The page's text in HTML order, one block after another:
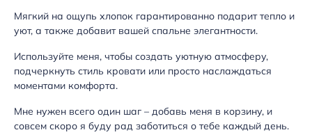
Мягкий на ощупь хлопок гарантированно подарит тепло и
уют, а также добавит вашей спальне элегантности.
Используйте меня, чтобы создать уютную атмосферу,
подчеркнуть стиль кровати или просто наслаждаться
моментами комфорта.
Мне нужен всего один шаг – добавь меня в корзину, и
совсем скоро я буду рад заботиться о тебе каждый день.